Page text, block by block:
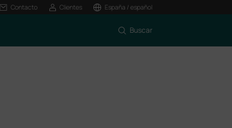
Contacto Clientes España / español
Buscar